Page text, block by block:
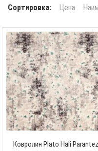
л
г
у
Сортировка: Цена
Ковролин Plato Hali Parantez